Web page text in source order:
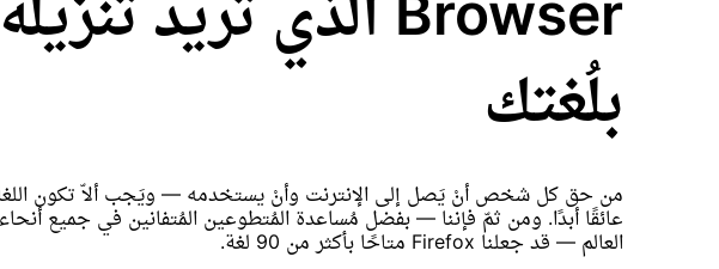
بلُغتك
من حق كل شخص أنْ يَصل إلى الإنترنت وأنْ يستخدمه — ويَجب ألاّ تكون
عائقًا أبدًا. ومن ثمّ فإننا — بفضل مُساعدة المُتطوعين المُتفانين في جميع أنحاء
العالم — قد جعلنا Firefox متاحًا بأكثر من 90 لغة.